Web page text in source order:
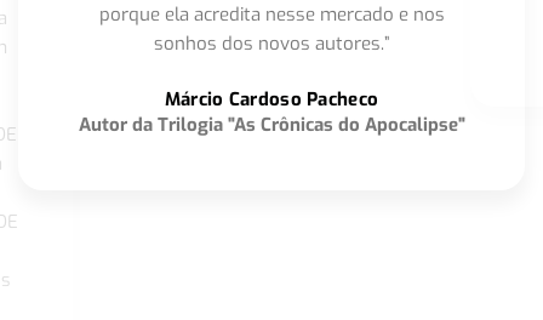
porque ela acredita nesse mercado e nos
sonhos dos novos autores.”
Márcio Cardoso Pacheco
Autor da Trilogia "As Crônicas do Apocalipse"